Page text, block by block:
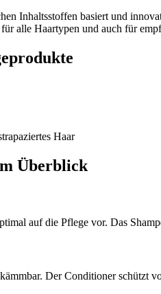
Inhaltsstoffen basiert und
alle Haartypen und auch für
Haar
Überblick
auf die Pflege vor. Das
Der Conditioner schützt